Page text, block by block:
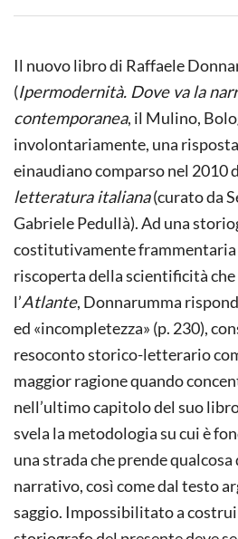
Il nuovo libro di Raffaele
(Ipermodernità. Dove va la
contemporanea, il Mulino,
involontariamente, una
einaudiano comparso nel 2010
letteratura italiana(curato da
Gabriele Pedullà). Ad una
costitutivamente frammentaria
riscoperta della scientificità
l’Atlante, Donnarumma
ed «incompletezza» (p. 230),
resoconto storico-letterario
maggior ragione quando
nell’ultimo capitolo del suo
svela la metodologia su cui è
una strada che prende
narrativo, così come dal testo
saggio. Impossibilitato a